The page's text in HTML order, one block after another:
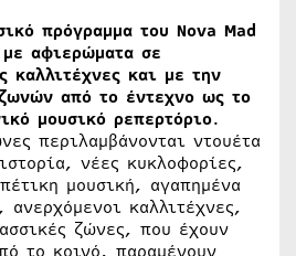
πρόγραμμα του Nova Mad
αφιερώματα σε
καλλιτέχνες και με την
από το έντεχνο ως το
μουσικό ρεπερτόριο.
περιλαμβάνονται ντουέτα
νέες κυκλοφορίες,
μουσική, αγαπημένα
ανερχόμενοι καλλιτέχνες,
ζώνες, που έχουν